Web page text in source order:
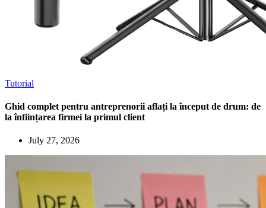
Tutorial
Ghid complet pentru antreprenorii aflați la început de drum: de
la înființarea firmei la primul client
July 27, 2026